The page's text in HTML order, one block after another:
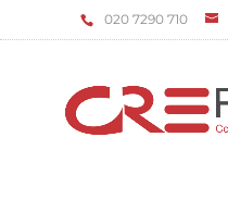
‌020 7290 710